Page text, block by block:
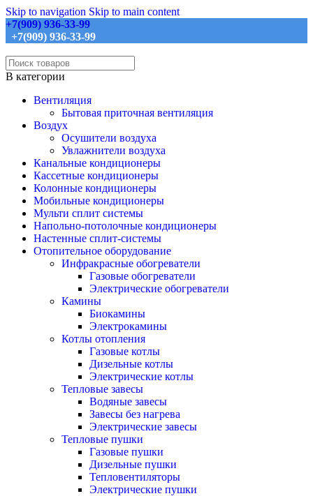
Skip to navigation Skip to main content
+7(909) 936-33-99
+7(909) 936-33-99
В категории
Вентиляция
Бытовая приточная вентиляция
Воздух
Осушители воздуха
Увлажнители воздуха
Канальные кондиционеры
Кассетные кондиционеры
Колонные кондиционеры
Мобильные кондиционеры
Мульти сплит системы
Напольно-потолочные кондиционеры
Настенные сплит-системы
Отопительное оборудование
Инфракрасные обогреватели
Газовые обогреватели
Электрические обогреватели
Камины
Биокамины
Электрокамины
Котлы отопления
Газовые котлы
Дизельные котлы
Электрические котлы
Тепловые завесы
Водяные завесы
Завесы без нагрева
Электрические завесы
Тепловые пушки
Газовые пушки
Дизельные пушки
Тепловентиляторы
Электрические пушки